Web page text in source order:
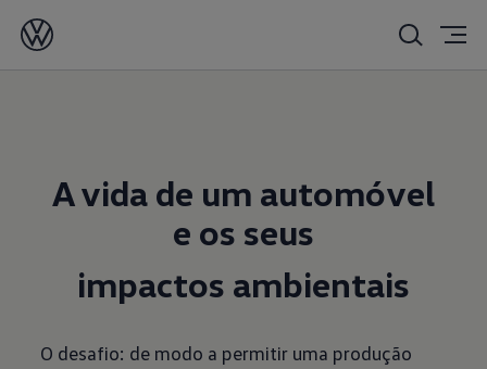
A vida de um automóvel
e os seus
impactos ambientais
O desafio: de modo a permitir uma produção